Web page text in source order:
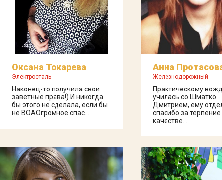
Оксана Токарева
Электросталь
Наконец-то получила свои
заветные права!) И никогда
бы этого не сделала, если бы
не ВОАОгромное спас...
Анна
Железнодорожный
Практическому
училась со Шматко
Дмитрием, ему
спасибо за терпение
качестве...